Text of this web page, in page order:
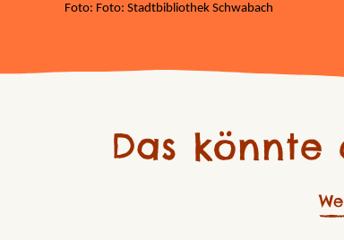
Foto: Foto: Stadtbibliothek Schwabach
Das